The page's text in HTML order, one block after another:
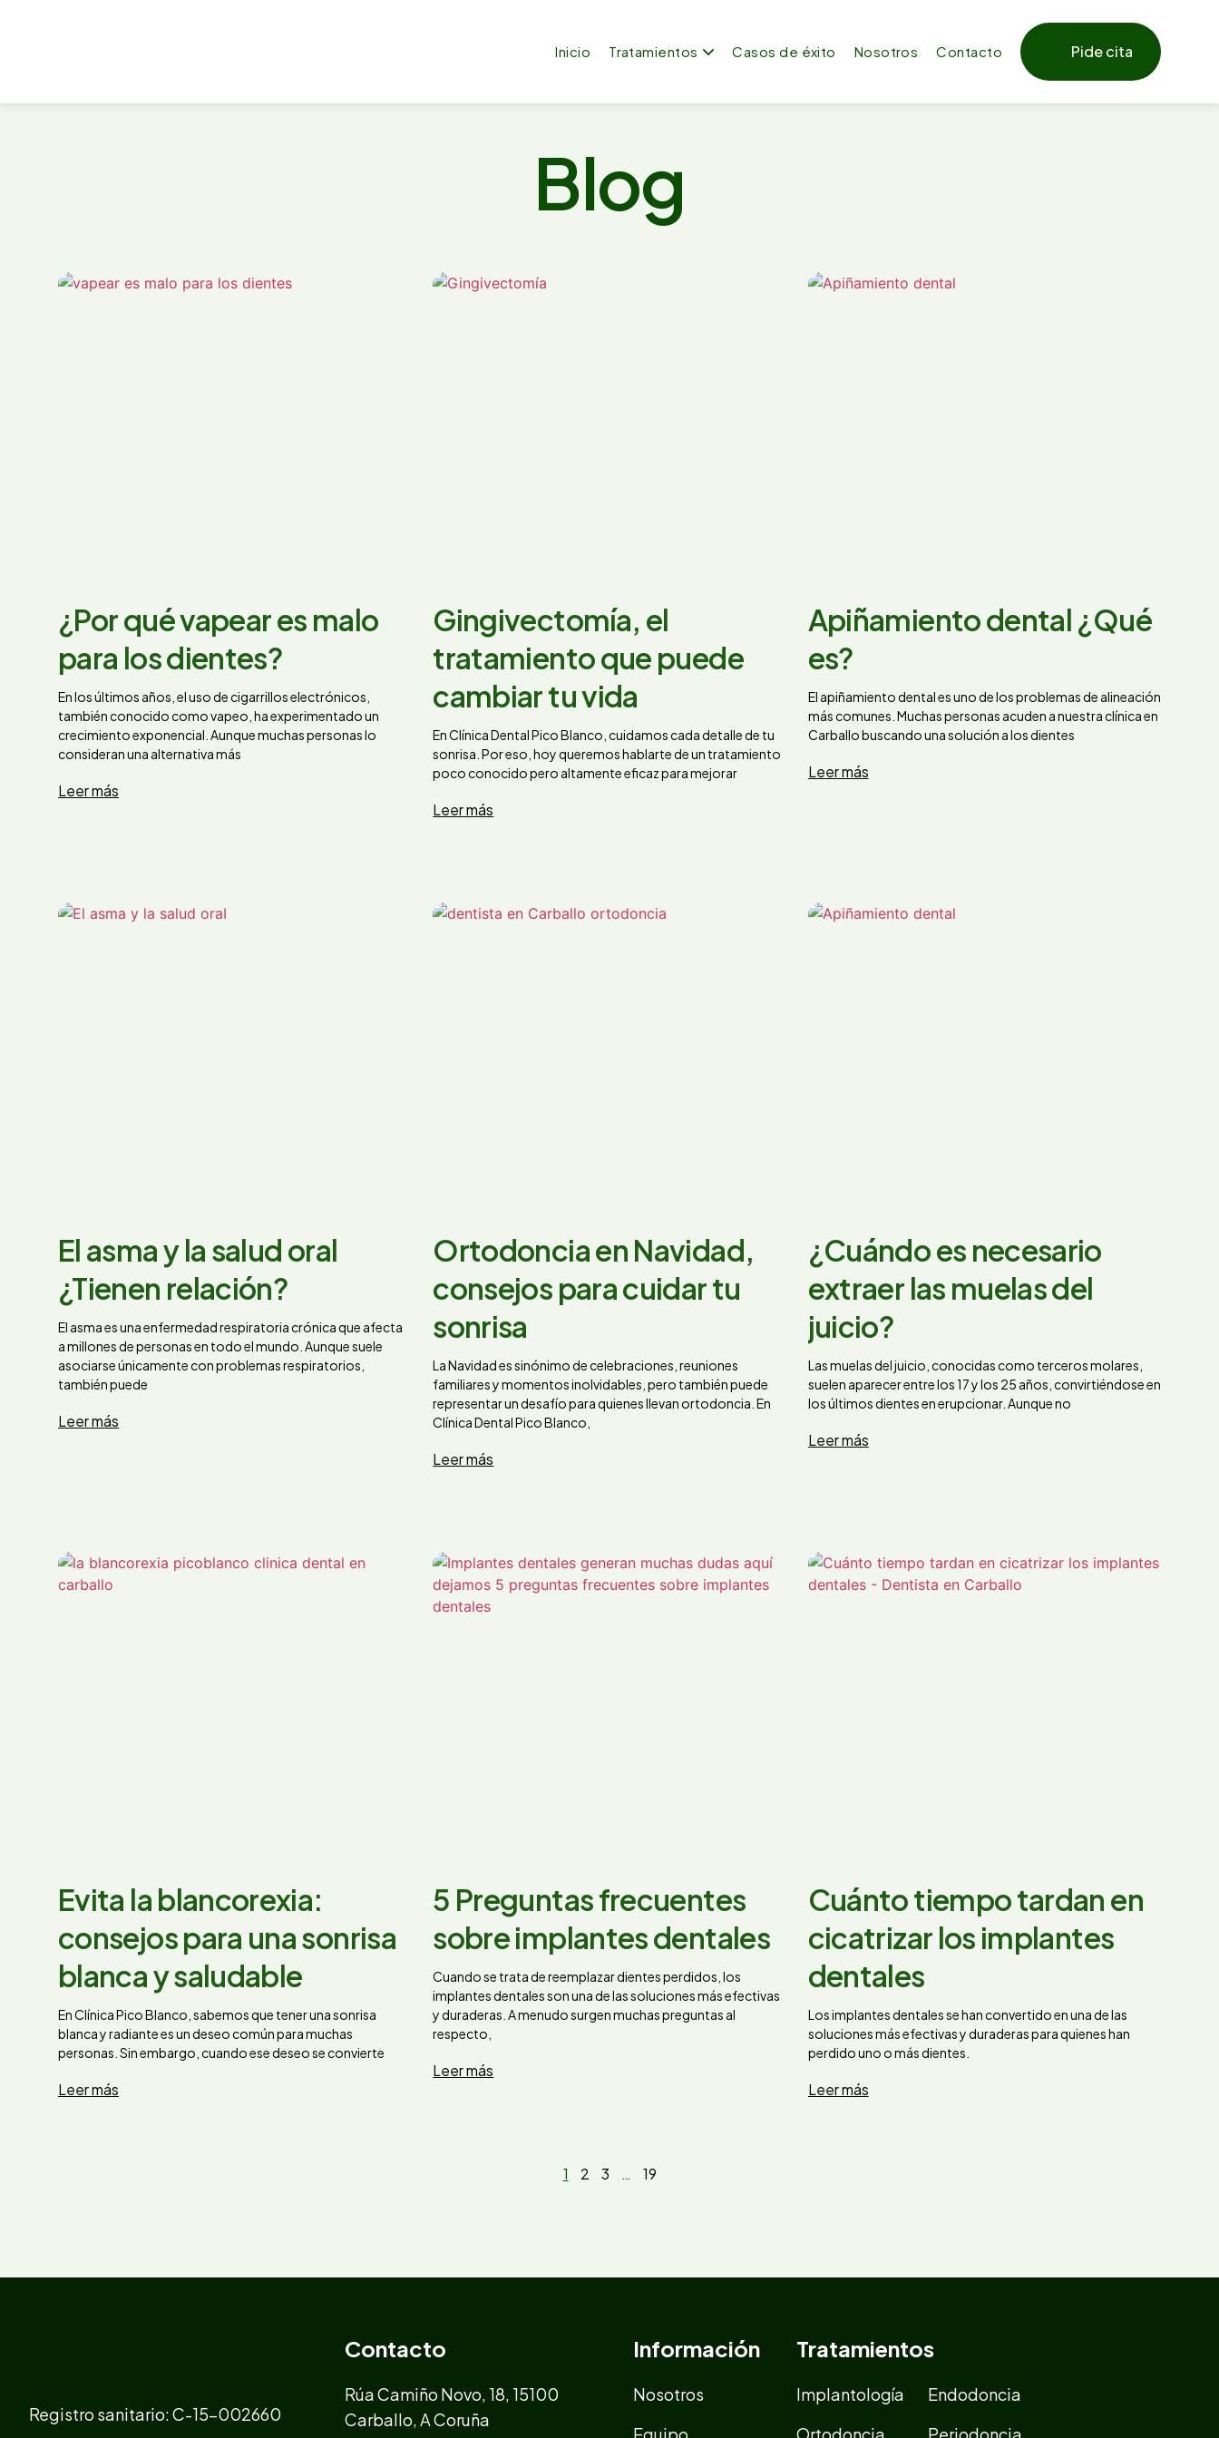
Inicio Tratamientos Casos de éxito Nosotros Contacto Pide cita
Blog
¿Por qué vapear es malo
para los dientes?
En los últimos años, el uso de cigarrillos electrónicos,
también conocido como vapeo, ha experimentado un
crecimiento exponencial. Aunque muchas personas lo
consideran una alternativa más
Leer más
Gingivectomía, el
tratamiento que puede
cambiar tu vida
En Clínica Dental Pico Blanco, cuidamos cada detalle de tu
sonrisa. Por eso, hoy queremos hablarte de un tratamiento
poco conocido pero altamente eficaz para mejorar
Leer más
Apiñamiento dental ¿Qué
es?
El apiñamiento dental es uno de los problemas de alineación
más comunes. Muchas personas acuden a nuestra clínica en
Carballo buscando una solución a los dientes
Leer más
El asma y la salud oral
¿Tienen relación?
El asma es una enfermedad respiratoria crónica que afecta
a millones de personas en todo el mundo. Aunque suele
asociarse únicamente con problemas respiratorios,
también puede
Leer más
Ortodoncia en Navidad,
consejos para cuidar tu
sonrisa
La Navidad es sinónimo de celebraciones, reuniones
familiares y momentos inolvidables, pero también puede
representar un desafío para quienes llevan ortodoncia. En
Clínica Dental Pico Blanco,
Leer más
¿Cuándo es necesario
extraer las muelas del
juicio?
Las muelas del juicio, conocidas como terceros molares,
suelen aparecer entre los 17 y los 25 años, convirtiéndose en
los últimos dientes en erupcionar. Aunque no
Leer más
Evita la blancorexia:
consejos para una sonrisa
blanca y saludable
En Clínica Pico Blanco, sabemos que tener una sonrisa
blanca y radiante es un deseo común para muchas
personas. Sin embargo, cuando ese deseo se convierte
Leer más
5 Preguntas frecuentes
sobre implantes dentales
Cuando se trata de reemplazar dientes perdidos, los
implantes dentales son una de las soluciones más efectivas
y duraderas. A menudo surgen muchas preguntas al
respecto,
Leer más
Cuánto tiempo tardan en
cicatrizar los implantes
dentales
Los implantes dentales se han convertido en una de las
soluciones más efectivas y duraderas para quienes han
perdido uno o más dientes.
Leer más
1 2 3 … 19
Registro sanitario: C-15-002660
Contacto
Rúa Camiño Novo, 18, 15100
Carballo, A Coruña
Información
Nosotros
Tratamientos
Implantología
Endodoncia